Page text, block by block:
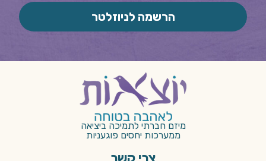
הרשמה לניוזלטר
מיזם חברתי לתמיכה ביציאה
ממערכות יחסים פוגעניות